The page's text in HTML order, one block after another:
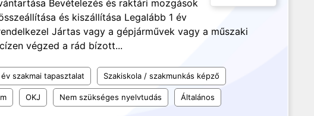
Bevételezés és raktári mozgások
és kiszállítása Legalább 1 év
Jártas vagy a gépjárművek vagy a műszaki
végzed a rád bízott...
szakmai tapasztalat Szakiskola / szakmunkás képző
OKJ Nem szükséges nyelvtudás Általános